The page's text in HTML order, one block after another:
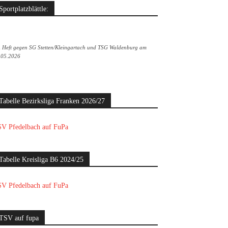
Sportplatzblättle:
Heft gegen SG Stetten/Kleingartach und TSG Waldenburg am
Bezirksliga Franken 2026/27
Pfedelbach auf FuPa
Kreisliga B6 2024/25
Pfedelbach auf FuPa
auf fupa